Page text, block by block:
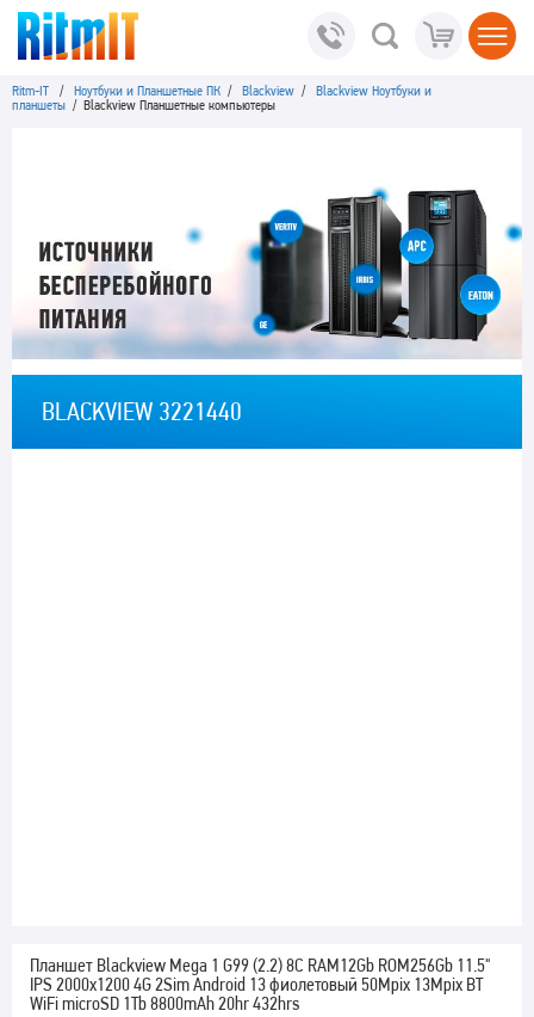
Ritm-IT / Ноутбуки и Планшетные ПК / Blackview / Blackview Ноутбуки и
планшеты / Blackview Планшетные компьютеры
BLACKVIEW 3221440
Планшет Blackview Mega 1 G99 (2.2) 8C RAM12Gb ROM256Gb 11.5"
IPS 2000x1200 4G 2Sim Android 13 фиолетовый 50Mpix 13Mpix BT
WiFi microSD 1Tb 8800mAh 20hr 432hrs